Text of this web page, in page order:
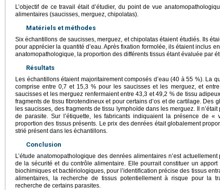
L’objectif de ce travail était d’étudier, du point de vue
alimentaires (saucisses, merguez, chipolatas).
Matériels et méthodes
Six échantillons de saucisses, merguez, et chipolatas étaient étudiés. Ils
pour apprécier la quantité d’eau. Après fixation formolée, ils étaient inclus
anatomopathologique, la proportion des différents tissus étant évaluée par
Résultats
Les échantillons étaient majoritairement composés d’eau (40 à 55 %). La
comprise entre 0,7 et 15,3 % pour les saucisses et les merguez, et
saucisses et les merguez renfermaient entre 43,3 et 49,2 % de tissu
fragments de tissu fibrotendineux et pour certains d’os et de cartilage. Des
les saucisses, des fragments de tissu lymphoïde dans les merguez. Il
de parasite. Sur l’étiquette, les fabricants indiquaient la présence de
proportion des tissus présents. Le prix des denrées était globalement
strié présent dans les échantillons.
Conclusion
L’étude anatomopathologique des denrées alimentaires n’est
de la sécurité et du contrôle alimentaire. Elle pourrait constituer un
biochimiques et bactériologiques, pour l’identification précise des tissus
alimentaires, la recherche de tissus potentiellement à risque pour la
recherche de certains parasites.